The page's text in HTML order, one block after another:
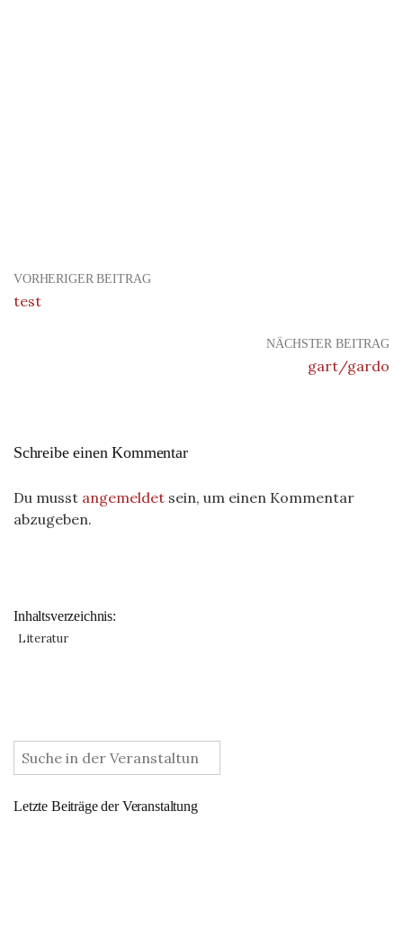
VORHERIGER BEITRAG
test
NÄCHSTER BEITRAG
gart/gardo
Schreibe einen Kommentar
Du musst angemeldet sein, um einen Kommentar
abzugeben.
Inhaltsverzeichnis:
Literatur
:
Letzte Beiträge der Veranstaltung